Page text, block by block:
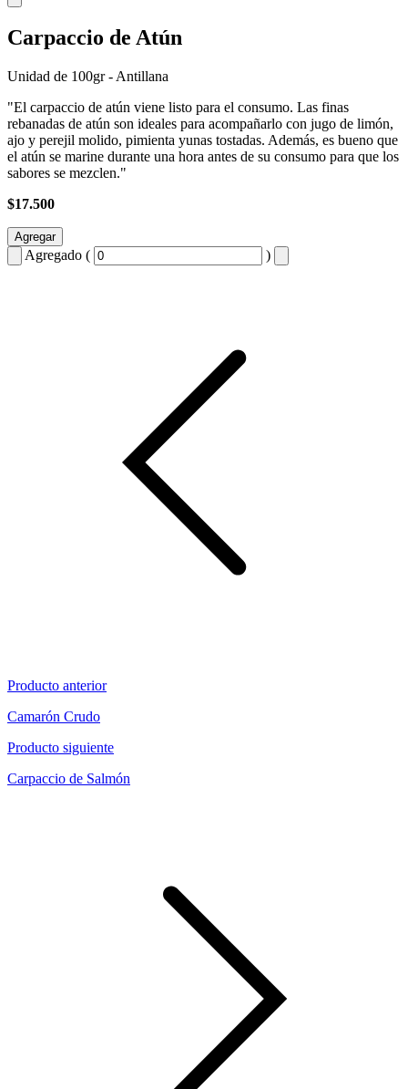
Carpaccio de Atún
Unidad de 100gr - Antillana
"El carpaccio de atún viene listo para el consumo. Las finas
rebanadas de atún son ideales para acompañarlo con jugo de limón,
ajo y perejil molido, pimienta yunas tostadas. Además, es bueno que
el atún se marine durante una hora antes de su consumo para que los
sabores se mezclen."
$17.500
Agregar
Agregado ( )
Producto anterior
Camarón Crudo
Producto siguiente
Carpaccio de Salmón